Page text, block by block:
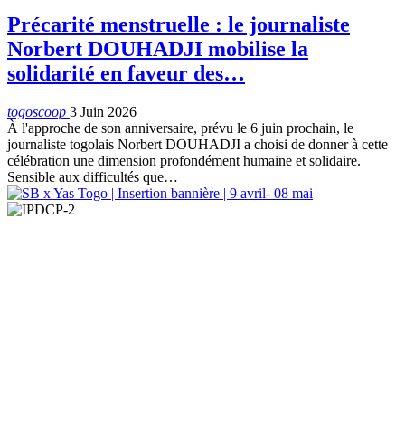
Précarité menstruelle : le journaliste
Norbert DOUHADJI mobilise la
solidarité en faveur des…
togoscoop 3 Juin 2026
À l'approche de son anniversaire, prévu le 6 juin prochain, le
journaliste togolais Norbert DOUHADJI a choisi de donner à cette
célébration une dimension profondément humaine et solidaire.
Sensible aux difficultés que…